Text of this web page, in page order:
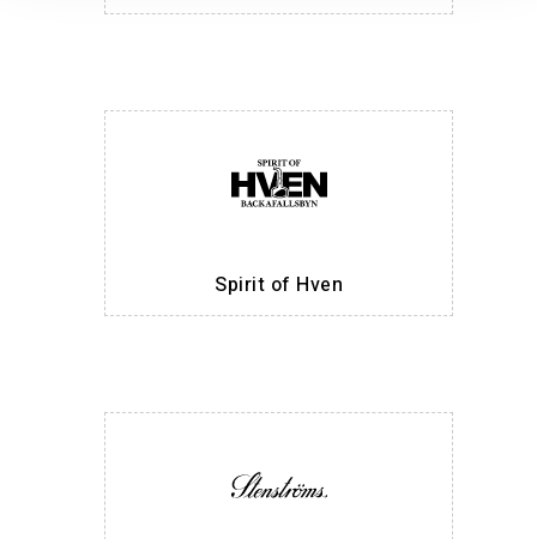
Spirit of Hven